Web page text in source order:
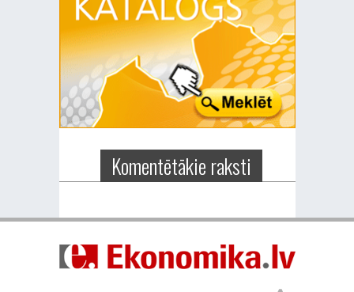
Komentētākie raksti